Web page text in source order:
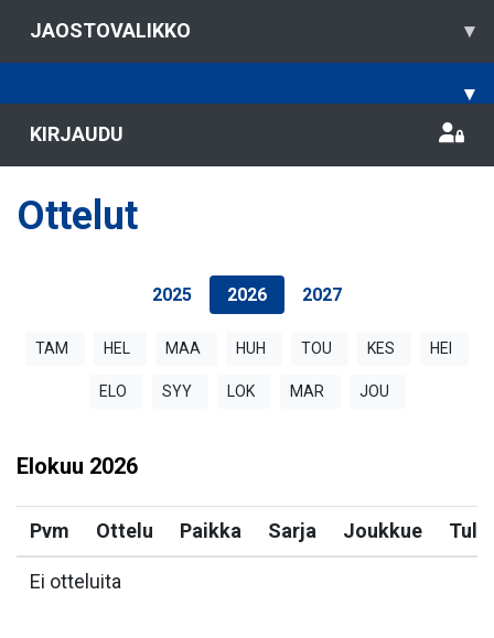
JAOSTOVALIKKO ▾
▾
KIRJAUDU
Ottelut
2025 2026 2027
TAM HEL MAA HUH TOU KES HEI
ELO SYY LOK MAR JOU
Elokuu 2026
Pvm Ottelu Paikka Sarja Joukkue
Ei otteluita